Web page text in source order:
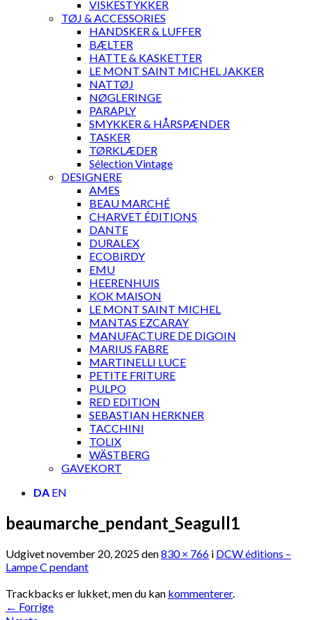
VISKESTYKKER
TØJ & ACCESSORIES
HANDSKER & LUFFER
BÆLTER
HATTE & KASKETTER
LE MONT SAINT MICHEL JAKKER
NATTØJ
NØGLERINGE
PARAPLY
SMYKKER & HÅRSPÆNDER
TASKER
TØRKLÆDER
Sélection Vintage
DESIGNERE
AMES
BEAU MARCHÉ
CHARVET ÉDITIONS
DANTE
DURALEX
ECOBIRDY
EMU
HEERENHUIS
KOK MAISON
LE MONT SAINT MICHEL
MANTAS EZCARAY
MANUFACTURE DE DIGOIN
MARIUS FABRE
MARTINELLI LUCE
PETITE FRITURE
PULPO
RED EDITION
SEBASTIAN HERKNER
TACCHINI
TOLIX
WÄSTBERG
GAVEKORT
DA EN
beaumarche_pendant_Seagull1
Udgivetnovember 20, 2025den830 × 766 i DCW éditions –
Lampe C pendant
Trackbacks er lukket, men du kan kommenterer.
← Forrige